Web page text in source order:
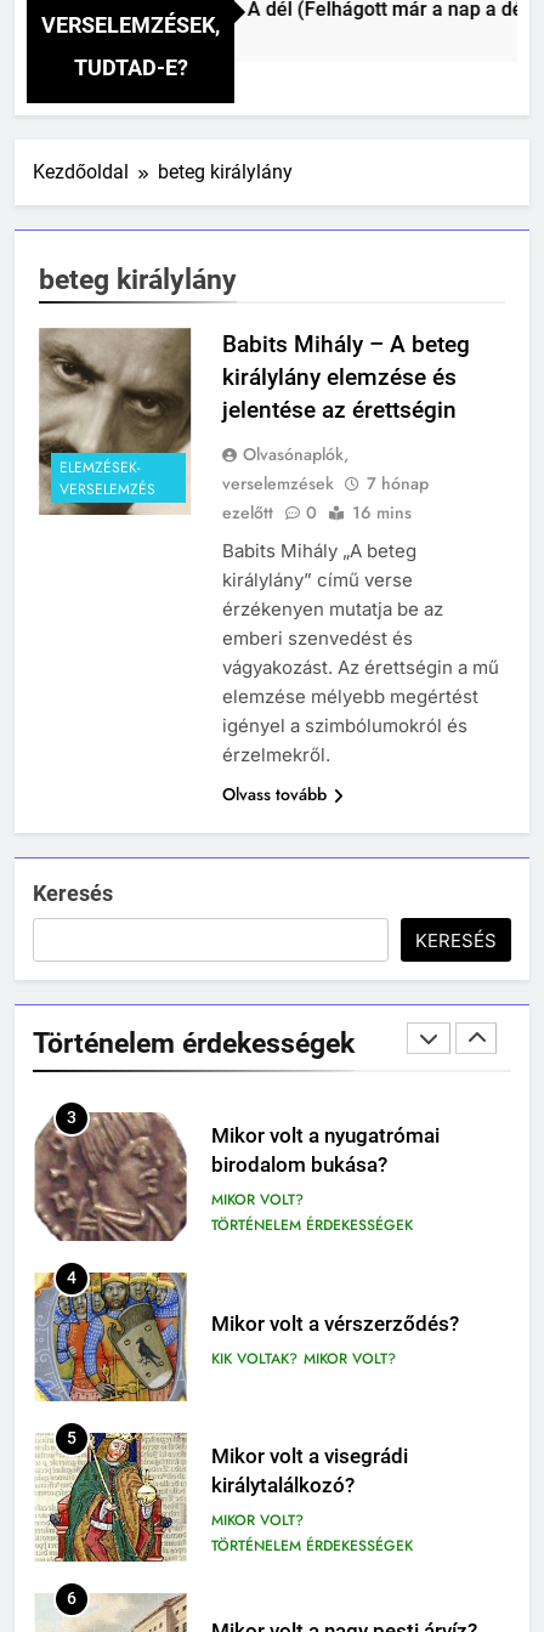
VERSELEMZÉSEK,
TUDTAD-E?
Csokonai Vitéz Mihály: A dél (Felhágott már a nap a dél
2 Óra Ezelőtt
Kezdőoldal beteg királylány
beteg királylány
ELEMZÉSEK-
VERSELEMZÉS
Babits Mihály – A beteg
királylány elemzése és
jelentése az érettségin
Olvasónaplók,
verselemzések
7 hónap
ezelőtt
0 16 mins
Babits Mihály „A beteg
királylány” című verse
érzékenyen mutatja be az
emberi szenvedést és
vágyakozást. Az érettségin a mű
elemzése mélyebb megértést
igényel a szimbólumokról és
érzelmekről.
Olvass tovább
Keresés
KERESÉS
Történelem érdekességek
Ki találta fel a gőzgépet?
Kik voltak a három királyok?
KIK VOLTAK?
TÖRTÉNELEM ÉRDEKESSÉGEK
243
A középkor titkai: Mi rejtőzött a
várak falai mögött?
MIKOR VOLT?
TÖRTÉNELEM ÉRDEKESSÉGEK
Mikor volt a római birodalom
bukása, és mi történt utána?
MIKOR VOLT?
TÖRTÉNELEM ÉRDEKESSÉGEK
Ki volt Zeusz?
KIK VOLTAK?
2
TÖRTÉNELEM ÉRDEKESSÉGEK
3
Mikor volt a nyugatrómai
birodalom bukása?
MIKOR VOLT?
TÖRTÉNELEM ÉRDEKESSÉGEK
4
Mikor volt a vérszerződés?
KIK VOLTAK? MIKOR VOLT?
5
Mikor volt a visegrádi
királytalálkozó?
MIKOR VOLT?
TÖRTÉNELEM ÉRDEKESSÉGEK
6
Gárdonyi Géza: Az egri csillagok
5-8. OSZTÁLY 6. OSZTÁLY OLVASÓNAPLÓ
olvasónapló
12. OSZTÁLY OLVASÓNAPLÓ
9-12. OSZTÁLY OLVASÓNAPLÓ
1-4. OSZTÁLY OLVASÓNAPLÓ
olvasónapló
5. OSZTÁLY OLVASÓNAPLÓ
OLVASÓNAPLÓK
A jó palócok (elemzés)